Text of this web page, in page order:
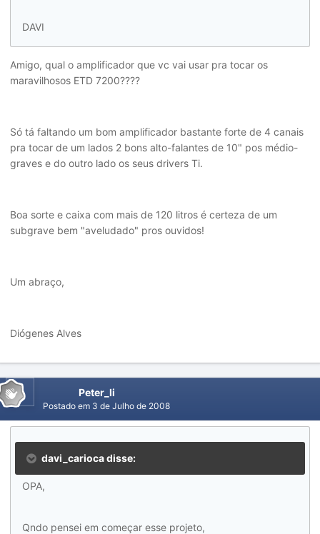
DAVI
Amigo, qual o amplificador que vc vai usar pra tocar os
maravilhosos ETD 7200????
Só tá faltando um bom amplificador bastante forte de 4 canais
pra tocar de um lados 2 bons alto-falantes de 10" pos médio-
graves e do outro lado os seus drivers Ti.
Boa sorte e caixa com mais de 120 litros é certeza de um
subgrave bem "aveludado" pros ouvidos!
Um abraço,
Diógenes Alves
Peter_li
Postado em 3 de Julho de 2008
davi_carioca disse:
OPA,
Qndo pensei em começar esse projeto,